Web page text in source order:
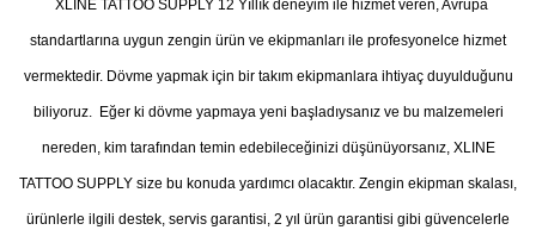
XLINE TATTOO SUPPLY 12 Yıllık deneyim ile hizmet veren, Avrupa
standartlarına uygun zengin ürün ve ekipmanları ile profesyonelce hizmet
vermektedir. Dövme yapmak için bir takım ekipmanlara ihtiyaç duyulduğunu
biliyoruz. Eğer ki dövme yapmaya yeni başladıysanız ve bu malzemeleri
nereden, kim tarafından temin edebileceğinizi düşünüyorsanız, XLINE
TATTOO SUPPLY size bu konuda yardımcı olacaktır. Zengin ekipman skalası,
ürünlerle ilgili destek, servis garantisi, 2 yıl ürün garantisi gibi güvencelerle